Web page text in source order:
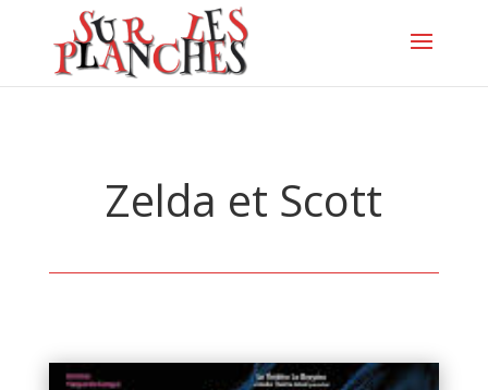
Zelda et Scott